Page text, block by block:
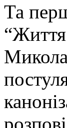
Та
“Життя